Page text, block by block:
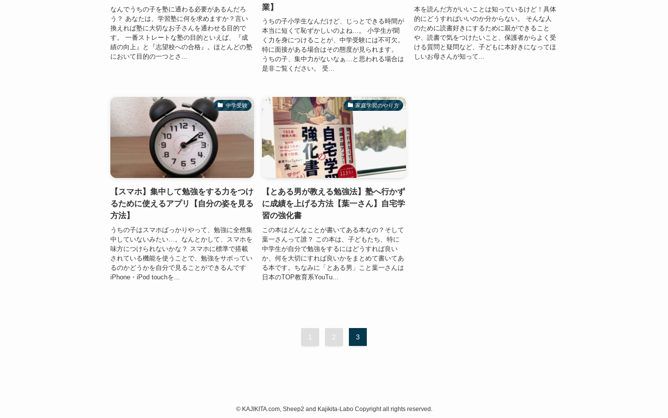
なんでうちの子を塾に通わる必要があるんだろ
う？ あなたは、学習塾に何を求めますか？言い
換えれば塾に大切なお子さんを通わせる目的で
す。 一番ストレートな塾の目的といえば、『成
績の向上』と『志望校への合格』。ほとんどの塾
において目的の一つとさ...
業】
うちの子小学生なんだけど、じっとできる時間が
本当に短くて恥ずかしいのよね…。 小学生が聞
く力を身につけることが、中学受験には不可欠。
特に面接がある場合はその態度が見られます。
うちの子、集中力がないなぁ…と思われる場合は
是非ご覧ください。 受...
本を読んだ方がいいことは知っているけど！具体
的にどうすればいいのか分からない。 そんな人
のために読書好きにするために親ができること
や、読書で気をつけたいこと、保護者からよく受
ける質問と疑問など、子どもに本好きになってほ
しいお母さんが知って...
中学受験
【スマホ】集中して勉強をする力をつけ
るために使えるアプリ【自分の姿を見る
方法】
うちの子はスマホばっかりやって、勉強に全然集
中していないみたい…。なんとかして、スマホを
味方につけられないかな？ スマホに標準で搭載
されている機能を使うことで、勉強をサボってい
るのかどうかを自分で見ることができるんです
iPhone・iPod touchを...
家庭学習のやり方
【とある男が教える勉強法】塾へ行かず
に成績を上げる方法【葉一さん】自宅学
習の強化書
この本はどんなことが書いてある本なの？そして
葉一さんって誰？ この本は、子どもたち、特に
中学生が自分で勉強をするにはどうすれば良い
か、何を大切にすれば良いかをまとめて書いてあ
る本です。ちなみに「とある男」こと葉一さんは
日本のTOP教育系YouTu...
1 2 3
©KAJIKITA.com, Sheep2 and Kajikita-Labo Copyright all rights reserved.